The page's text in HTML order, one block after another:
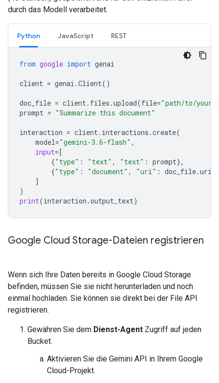
durch das Modell verarbeitet.
Python JavaScript REST
from google import genai
client = genai .Client()
doc_file = client. files .upload(file="path/to/your/
prompt = "Summarize this document"
interaction = client. interactions .create(
model="gemini-3.6-flash" ,
input=[
{"type" : "text" , "text" : prompt},
{"type" : "document" , "uri" : doc_file.uri
]
)
print(interaction .output_text)
Google Cloud Storage-Dateien registrieren
Wenn sich Ihre Daten bereits in Google Cloud Storage
befinden, müssen Sie sie nicht herunterladen und noch
einmal hochladen. Sie können sie direkt bei der File API
registrieren.
Gewähren Sie dem Dienst-Agent Zugriff auf jeden
Bucket.
Aktivieren Sie die Gemini API in Ihrem Google
Cloud-Projekt.